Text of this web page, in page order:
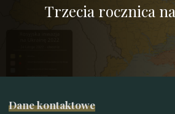
Trzecia rocznica
Dane kontaktowe